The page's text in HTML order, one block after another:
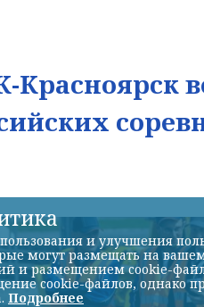
Красноярск
и улучшения
могут размещать на
и размещением cookie-
cookie-файлов,
Подробнее